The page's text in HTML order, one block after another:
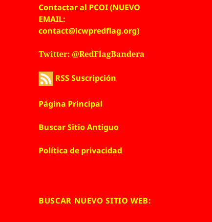
Contactar al PCOI (NUEVO
EMAIL:
contact@icwpredflag.org)
Twitter: @RedFlagBandera
RSS Suscripción
Página Principal
Buscar Sitio Antiguo
Política de privacidad
BUSCAR NUEVO SITIO WEB: